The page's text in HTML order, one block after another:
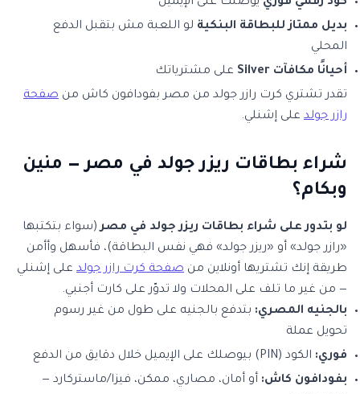
بديل ممتاز للبطاقة البنكية لو اللعبة مش بتقبل الدفع
المحلي
أحيانًا مكافآت Silver
على مشترياتك
تقدر تشتري كرت رازر جولد من مصر بفودافون كاش من صفحة
رازر جولد على إشنلي.
شراء بطاقات ريزر جولد في مصر — منين
وبكام؟
لو بتدور على شراء بطاقات ريزر جولد في مصر(سواء بتكتبها
«رازر جولد» أو «ريزر جولد» فهي نفس البطاقة)، فأسهل وأأمن
طريقة إنك تشتريها أونلاين من صفحة كرت رازر جولد على إشنلي
— من غير ما تلف على المحلات ولا تدوّر على كارت أجنبي.
بالجنيه المصري: بتدفع بالجنيه على طول من غير رسوم
تحويل عملة
فوري: الكود (PIN) بيوصلك على الإيميل خلال دقايق من الدفع
بفودافون كاش: أو أمان، مصاري، ممكن، فيزا/ماستركارد —